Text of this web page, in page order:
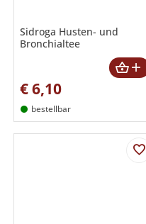
Sidroga Husten- und
Bronchialtee
€6,10
bestellbar